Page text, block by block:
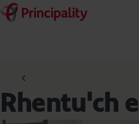
Rhentu'ch